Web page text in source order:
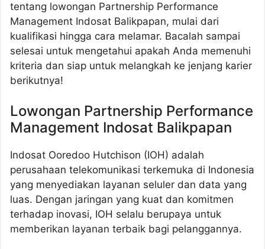
tentang lowongan Partnership Performance
Management Indosat Balikpapan, mulai dari
kualifikasi hingga cara melamar. Bacalah sampai
selesai untuk mengetahui apakah Anda memenuhi
kriteria dan siap untuk melangkah ke jenjang karier
berikutnya!
Lowongan Partnership Performance
Management Indosat Balikpapan
Indosat Ooredoo Hutchison (IOH) adalah
perusahaan telekomunikasi terkemuka di Indonesia
yang menyediakan layanan seluler dan data yang
luas. Dengan jaringan yang kuat dan komitmen
terhadap inovasi, IOH selalu berupaya untuk
memberikan layanan terbaik bagi pelanggannya.